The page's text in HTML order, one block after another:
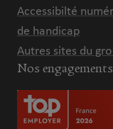
Accessibilté
de handicap
Autres sites du
Nos engagements